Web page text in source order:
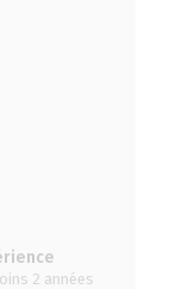
2 années